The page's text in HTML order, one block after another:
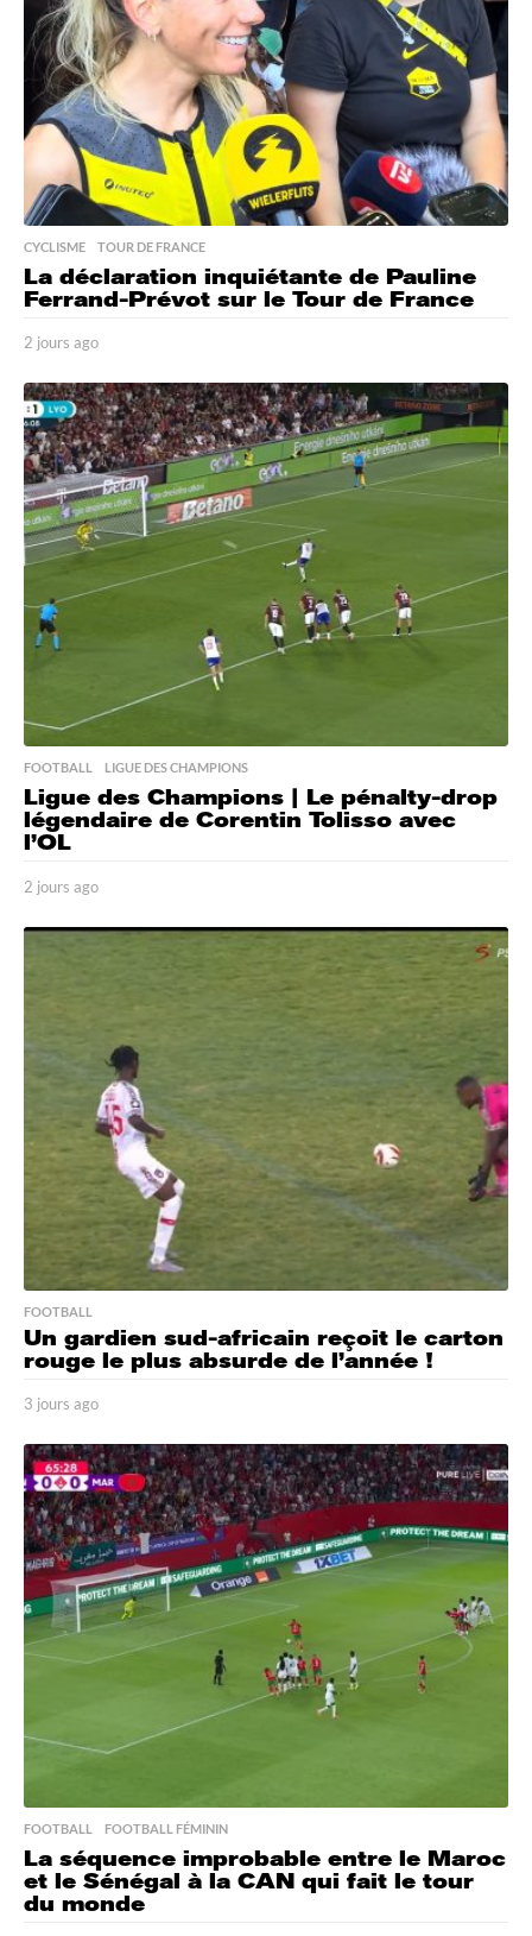
CYCLISME ,TOUR DE FRANCE
La déclaration inquiétante de Pauline
Ferrand-Prévot sur le Tour de France
2 jours ago
o
u
r
s
a
g
o
FOOTBALL ,LIGUE DES CHAMPIONS
Ligue des Champions | Le pénalty-drop
légendaire de Corentin Tolisso avec
l’OL
2 jours ago
o
o
FOOTBALL
Un gardien sud-africain reçoit le carton
rouge le plus absurde de l’année !
3 jours ago
o
u
r
s
a
g
o
FOOTBALL ,FOOTBALL FÉMININ
La séquence improbable entre le Maroc
et le Sénégal à la CAN qui fait le tour
du monde